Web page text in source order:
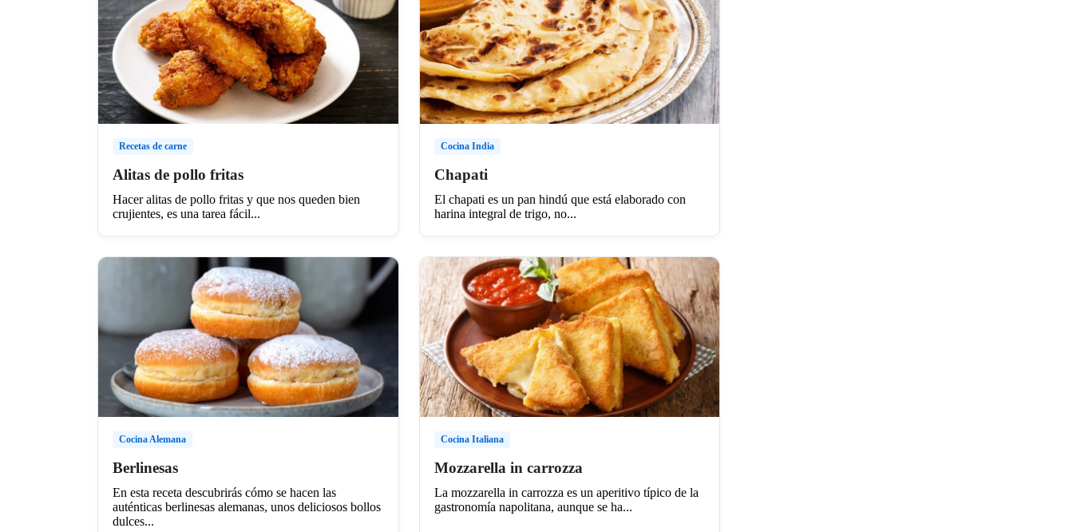
Recetas de carne
Alitas de pollo fritas
Hacer alitas de pollo fritas y que nos queden bien
crujientes, es una tarea fácil...
Cocina India
Chapati
El chapati es un pan hindú que está elaborado con
harina integral de trigo, no...
Cocina Alemana
Berlinesas
En esta receta descubrirás cómo se hacen las
auténticas berlinesas alemanas, unos deliciosos bollos
dulces...
Cocina Italiana
Mozzarella in carrozza
La mozzarella in carrozza es un aperitivo típico de la
gastronomía napolitana, aunque se ha...